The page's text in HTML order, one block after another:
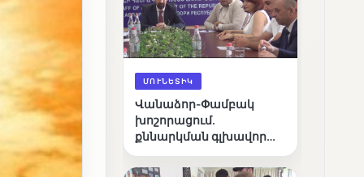
ՄՈՒՆԵՏԻԿ
Վանաձոր-Փամբակ
խոշորացում.
քննարկման գլխավոր
կառավարո՞ւմ, թե՞